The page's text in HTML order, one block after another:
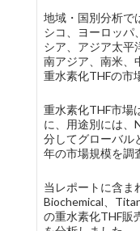
地域・国別分析で
シコ、ヨーロッパ
シア、アジア太平
南アジア、南米、
重水素化THFの市
重水素化THF市場
に、用途別には、
分してグローバル
年の市場規模を調
当レポートに含ま
Biochemical、
の重水素化THF販